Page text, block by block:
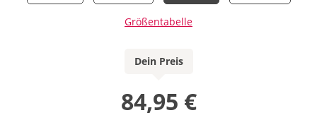
Größentabelle
Dein Preis
84,95 €